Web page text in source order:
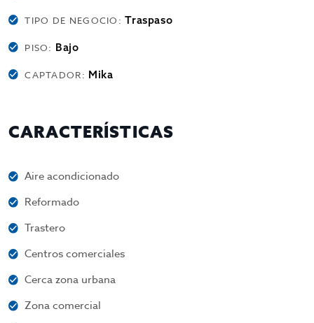
TIPO DE NEGOCIO:Traspaso
PISO: Bajo
CAPTADOR: Mika
CARACTERÍSTICAS
Aire acondicionado
Reformado
Trastero
Centros comerciales
Cerca zona urbana
Zona comercial